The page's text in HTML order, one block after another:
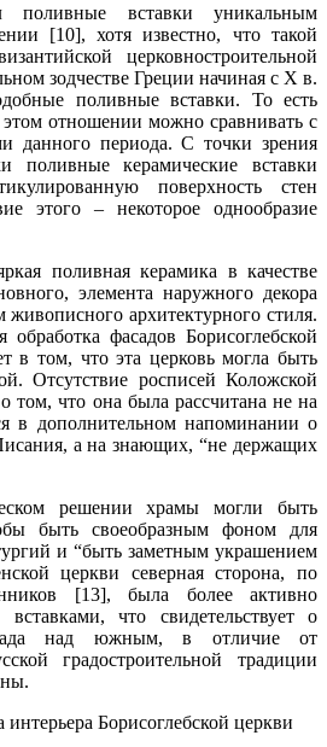
вставки уникальным
[10], хотя известно, что такой
церковностроительной
зодчестве Греции начиная с X в.
поливные вставки. То есть
отношении можно сравнивать с
данного периода. С точки зрения
поливные керамические вставки
поверхность стен
этого – некоторое однообразие
поливная керамика в качестве
элемента наружного декора
архитектурного стиля.
обработка фасадов Борисоглебской
в том, что эта церковь могла быть
Отсутствие росписей Коложской
том, что она была рассчитана не на
в дополнительном напоминании о
а на знающих, “не держащих
решении храмы могли быть
быть своеобразным фоном для
и “быть заметным украшением
церкви северная сторона, по
[13], была более активно
что свидетельствует о
над южным, в отличие от
градостроительной традиции
Борисоглебской церкви